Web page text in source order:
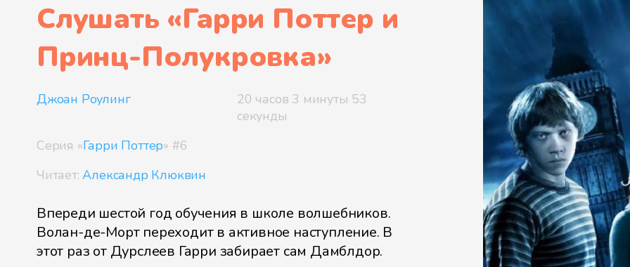
Слушать «Гарри Поттер и
Принц-Полукровка»
Джоан Роулинг
20 часов 3 минуты 53
секунды
Серия «Гарри Поттер» #6
Читает:Александр Клюквин
Впереди шестой год обучения в школе волшебников.
Волан-де-Морт переходит в активное наступление. В
этот раз от Дурслеев Гарри забирает сам Дамблдор.